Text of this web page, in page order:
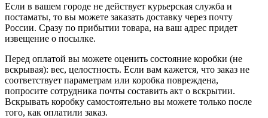
Если в вашем городе не действует курьерская служба и
постаматы, то вы можете заказать доставку через почту
России. Сразу по прибытии товара, на ваш адрес придет
извещение о посылке.
Перед оплатой вы можете оценить состояние коробки (не
вскрывая): вес, целостность. Если вам кажется, что заказ не
соответствует параметрам или коробка повреждена,
попросите сотрудника почты составить акт о вскрытии.
Вскрывать коробку самостоятельно вы можете только после
того, как оплатили заказ.